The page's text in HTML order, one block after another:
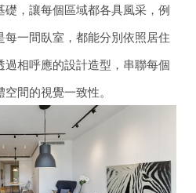
，讓每個區域都各具風采，例
一間臥室，都能分別依照居住
相呼應的設計造型，串聯每個
間的視覺一致性。